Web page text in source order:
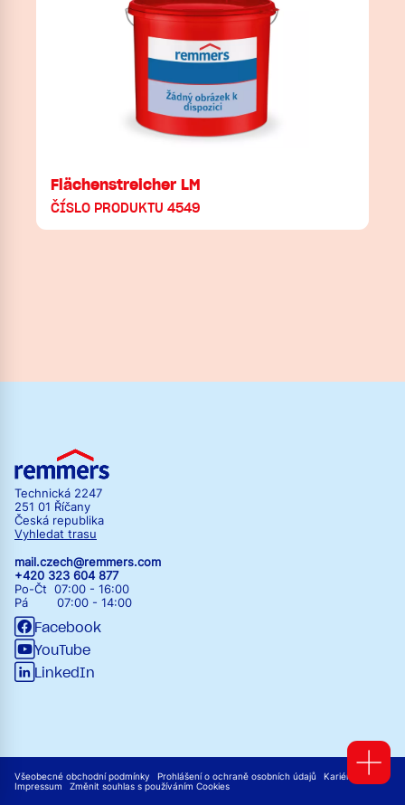
Flächenstreicher LM
ČÍSLO PRODUKTU 4549
Technická 2247
251 01 Říčany
Česká republika
Vyhledat trasu
mail.czech@remmers.com
+420 323 604 877
Po-Čt 07:00 - 16:00
Pá 07:00 - 14:00
Facebook
YouTube
LinkedIn
Všeobecné obchodní podmínky Prohlášení o ochraně osobních údajů
Kariéra
Impressum
Změnit souhlas s používáním Cookies